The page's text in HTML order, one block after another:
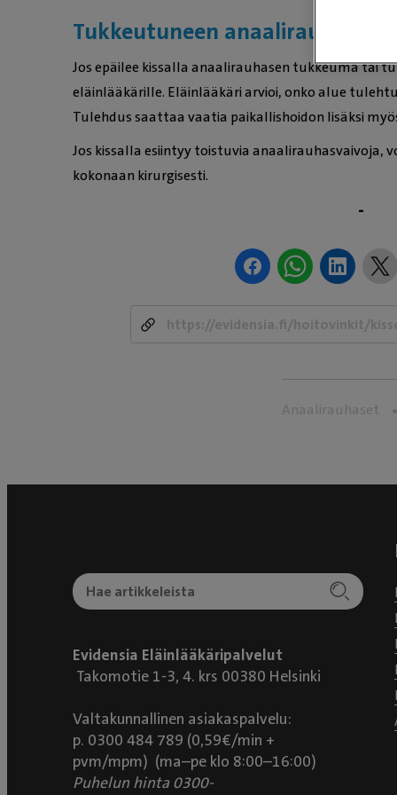
Tukkeutuneen anaalirauhasen
Jos epäilee kissalla anaalirauhasen tukkeuma tai
eläinlääkärille. Eläinlääkäri arvioi, onko alue
Tulehdus saattaa vaatia paikallishoidon lisäksi
Jos kissalla esiintyy toistuvia anaalirauhasvaivoja,
kokonaan kirurgisesti.
-
Anaalirauhaset
Evidensia Eläinlääkäripalvelut
Takomotie 1-3, 4. krs 00380 Helsinki
Valtakunnallinen asiakaspalvelu:
p. 0300 484 789 (0,59€/min +
pvm/mpm) (ma–pe klo 8:00–16:00)
Puhelun hinta 0300-